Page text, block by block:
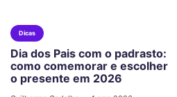
Dicas
Dia dos Pais com o padrasto:
como comemorar e escolher
o presente em 2026